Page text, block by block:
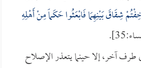
شِقَاقَ بَيْنِهِمَا فَابْعَثُوا حَكَماً مِنْ أَهْلِهِ
آخر، إلا حينما يتعذر الإصلاح